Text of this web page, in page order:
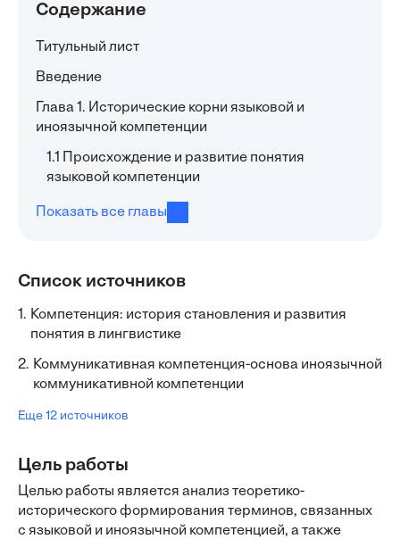
Содержание
Титульный лист
Введение
Глава 1. Исторические корни языковой и
иноязычной компетенции
1.1 Происхождение и развитие понятия
языковой компетенции
Показать все главы
Список источников
1. Компетенция: история становления и развития
понятия в лингвистике
2. Коммуникативная компетенция-основа иноязычной
коммуникативной компетенции
Еще 12 источников
Цель работы
Целью работы является анализ теоретико-
исторического формирования терминов, связанных
с языковой и иноязычной компетенцией, а также